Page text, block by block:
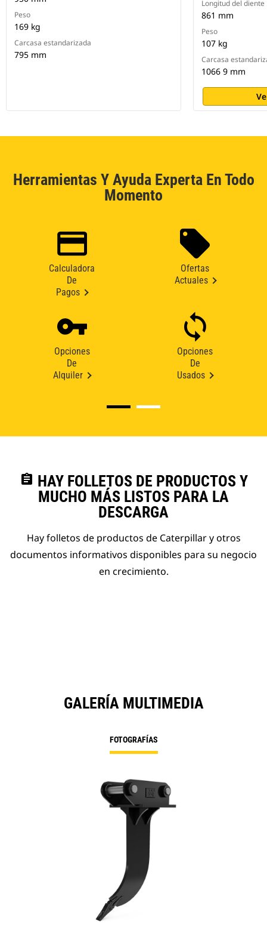
Peso
169 kg
Carcasa estandarizada
795 mm
Longitud del diente
861 mm
Peso
107 kg
Carcasa
1066 9 mm
Herramientas Y Ayuda Experta En Todo
Momento
Calculadora
De
Pagos
Ofertas
Actuales
Opciones
De
Alquiler
Opciones
De
Usados
assignment HAY FOLLETOS DE PRODUCTOS Y
MUCHO MÁS LISTOS PARA LA
DESCARGA
Hay folletos de productos de Caterpillar y otros
documentos informativos disponibles para su negocio
en crecimiento.
GALERÍA MULTIMEDIA
FOTOGRAFÍAS